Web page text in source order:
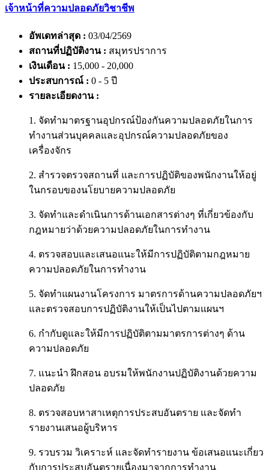
เจ้าหน้าที่ความปลอดภัยวิชาชีพ
อัพเดทล่าสุด : 03/04/2569
สถานที่ปฏิบัติงาน : สมุทรปราการ
เงินเดือน : 15,000 - 20,000
ประสบการณ์ : 0 - 5 ปี
รายละเอียดงาน :
1. จัดทำมาตรฐานอุปกรณ์ป้องกันความปลอดภัยในการ
ทำงานส่วนบุคคลและอุปกรณ์ความปลอดภัยของ
เครื่องจักร
2. สำรวจตรวจสถานที่ และการปฏิบัติของพนักงานให้อยู่
ในกรอบของนโยบายความปลอดภัย
3. จัดทำและดำเนินการด้านเอกสารต่างๆ ที่เกี่ยวข้องกับ
กฎหมายว่าด้วยความปลอดภัยในการทำงาน
4. ตรวจสอบและเสนอแนะให้มีการปฏิบัติตามกฎหมาย
ความปลอดภัยในการทำงาน
5. จัดทำแผนงานโครงการ มาตรการด้านความปลอดภัยฯ
และตรวจสอบการปฏิบัติงานให้เป็นไปตามแผนฯ
6. กำกับดูและให้มีการปฏิบัติตามมาตรการต่างๆ ด้าน
ความปลอดภัย
7. แนะนำ ฝึกสอน อบรมให้พนักงานปฏิบัติงานด้วยความ
ปลอดภัย
8. ตรวจสอบหาสาเหตุการประสบอันตราย และจัดทำ
รายงานเสนอผู้บริหาร
9. รวบรวม วิเคราะห์ และจัดทำรายงาน ข้อเสนอแนะเกี่ยว
กับการประสบอันตรายเนื่องมาจากการทำงาน